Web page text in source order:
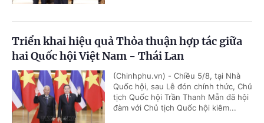
Triển khai hiệu quả Thỏa thuận hợp tác giữa
hai Quốc hội Việt Nam - Thái Lan
(Chinhphu.vn) - Chiều 5/8, tại Nhà
Quốc hội, sau Lễ đón chính thức, Chủ
tịch Quốc hội Trần Thanh Mẫn đã hội
đàm với Chủ tịch Quốc hội kiêm...